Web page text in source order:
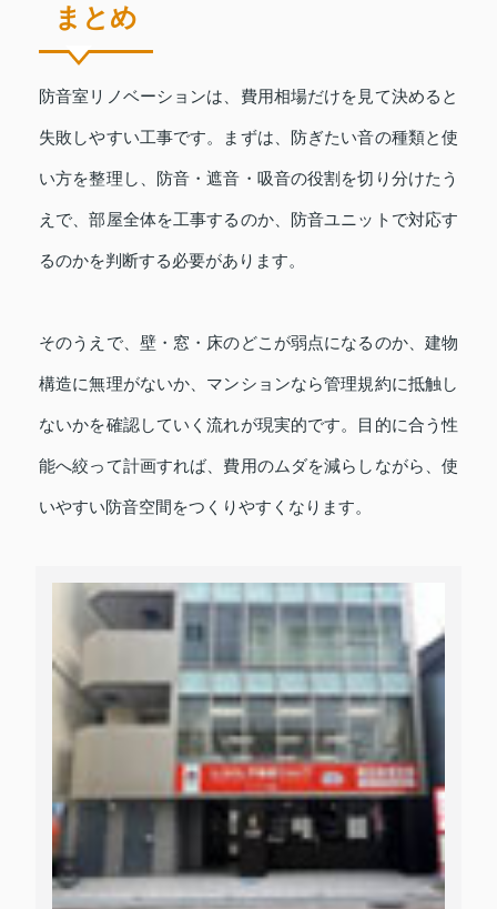
まとめ
防音室リノベーションは、費用相場だけを見て決めると
失敗しやすい工事です。まずは、防ぎたい音の種類と使
い方を整理し、防音・遮音・吸音の役割を切り分けたう
えで、部屋全体を工事するのか、防音ユニットで対応す
るのかを判断する必要があります。
そのうえで、壁・窓・床のどこが弱点になるのか、建物
構造に無理がないか、マンションなら管理規約に抵触し
ないかを確認していく流れが現実的です。目的に合う性
能へ絞って計画すれば、費用のムダを減らしながら、使
いやすい防音空間をつくりやすくなります。